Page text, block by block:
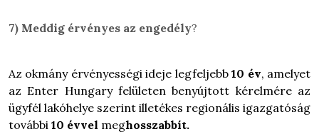
7) Meddig érvényes az engedély?
Az okmány érvényességi ideje legfeljebb10 év, amelyet
az Enter Hungary felületen benyújtott kérelmére az
ügyfél lakóhelye szerint illetékes regionális igazgatóság
további 10 évvel meghosszabbít.